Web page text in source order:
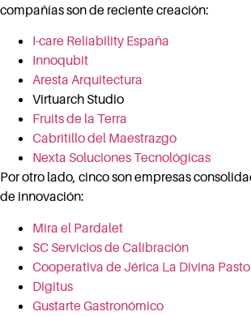
compañías son de reciente creación:
I-care Reliability España
Innoqubit
Aresta Arquitectura
Virtuarch Studio
Fruits de la Terra
Cabritillo del Maestrazgo
Nexta Soluciones Tecnológicas
Por otro lado, cinco son empresas
de innovación:
Mira el Pardalet
SC Servicios de Calibración
Cooperativa de Jérica La Divina
Digitus
Gustarte Gastronómico